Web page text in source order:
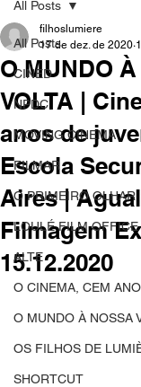
All Posts
CINED
NPDC
MOVING CINEMA
FILMAR
O PRIMEIRO OLHAR
LOULÉ FILM OFFICE
ALTE
O CINEMA, CEM
O MUNDO À NOSSA
OS FILHOS DE
SHORTCUT
All Posts
O MUNDO
VOLTA |
anos de
Escola
Aires |
Filmagem
15.12.2020
filhoslumiere
17 de dez. de 2020